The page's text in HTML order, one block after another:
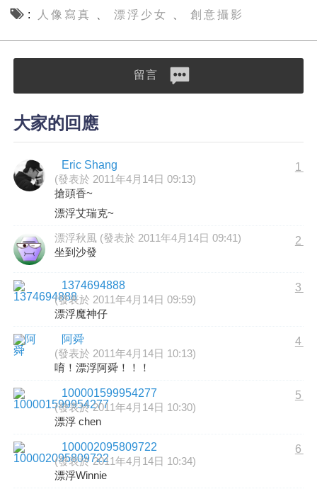
人像寫真 漂浮少女 創意攝影
留言
大家的回應
Eric Shang
(發表於 2011年4月14日 09:13)
1
搶頭香~
漂浮艾瑞克~
漂浮秋風 (發表於 2011年4月14日 09:41) 2
坐到沙發
1374694888
(發表於 2011年4月14日 09:59)
3
漂浮魔神仔
阿舜
(發表於 2011年4月14日 10:13)
4
唷！漂浮阿舜！！！
100001599954277
(發表於 2011年4月14日 10:30)
5
漂浮 chen
100002095809722
(發表於 2011年4月14日 10:34)
6
漂浮Winnie